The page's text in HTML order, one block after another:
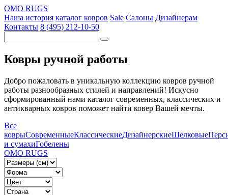
OMO RUGS
Наша история каталог ковров Sale Салоны Дизайнерам
Контакты 8 (495) 212-10-50
Ковры ручной работы
Добро пожаловать в уникальную коллекцию ковров ручной
работы разнообразных стилей и направлений! Искусно
сформированный нами каталог современных, классических и
антикварных ковров поможет найти ковер Вашей мечты.
Все
коврыСовременныеКлассическиеДизайнерскиеШелковые
и сумахиГобелены
OMO RUGS